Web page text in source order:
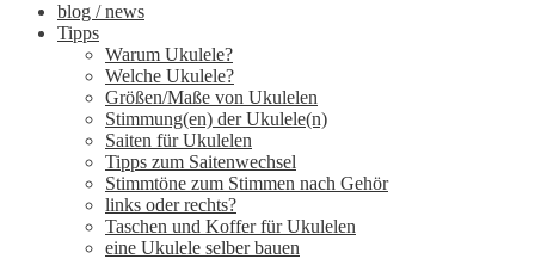
blog / news
Tipps
Warum Ukulele?
Welche Ukulele?
Größen/Maße von Ukulelen
Stimmung(en) der Ukulele(n)
Saiten für Ukulelen
Tipps zum Saitenwechsel
Stimmtöne zum Stimmen nach Gehör
links oder rechts?
Taschen und Koffer für Ukulelen
eine Ukulele selber bauen